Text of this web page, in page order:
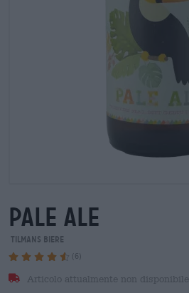
pale ale
Tilmans Biere
(6)
Articolo attualmente non disponibile